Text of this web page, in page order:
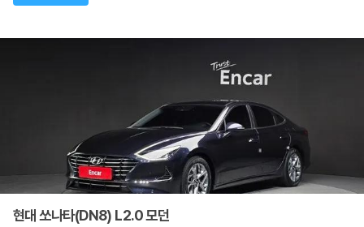
현대 쏘나타(DN8) L2.0 모던